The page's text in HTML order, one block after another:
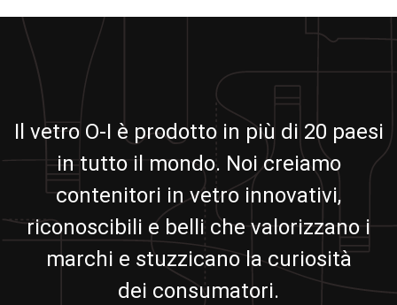
Il vetro O-I è prodotto in più di 20 paesi
in tutto il mondo. Noi creiamo
contenitori in vetro innovativi,
riconoscibili e belli che valorizzano i
marchi e stuzzicano la curiosità
dei consumatori.